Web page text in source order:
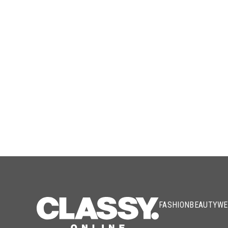
FASHIONBEAUTY